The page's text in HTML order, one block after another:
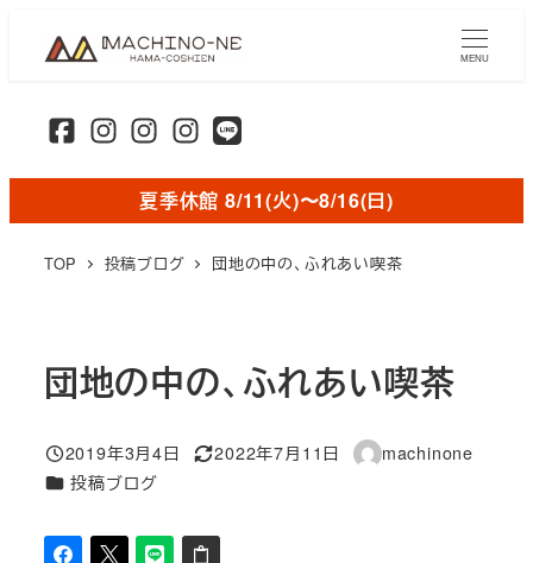
ン
MENU
夏季休館 8/11(火)〜8/16(日)
TOP 投稿ブログ 団地の中の、ふれあい喫茶
団地の中の、ふれあい喫茶
投稿日
2019年3月4日
更新日
2022年7月11日
著
machinone
カテゴリー
投稿ブログ